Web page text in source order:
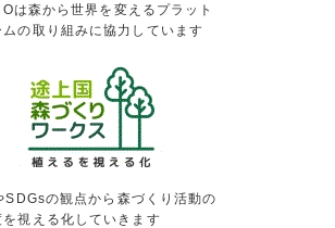
は森から世界を変えるプラット
ムの取り組みに協力しています
SDGsの観点から森づくり活動の
を視える化していきます